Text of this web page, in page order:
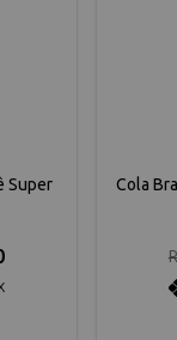
Super
Cola